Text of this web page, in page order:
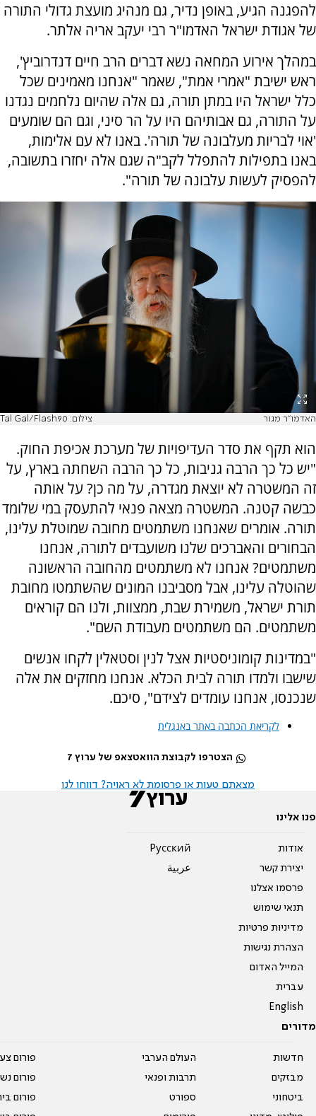
להפגנה הגיע, באופן נדיר, גם מנהיג מועצת גדולי התורה
של אגודת ישראל האדמו"ר רבי יעקב אריה אלתר.
במהלך אירוע המחאה נשא דברים הרב חיים דנדרוביץ',
ראש ישיבת "אמרי אמת", שאמר "אנחנו מאמינים שכל
כלל ישראל היו במתן תורה, גם אלה שהיום נלחמים נגדנו
על התורה, גם אבותיהם היו על הר סיני, וגם הם שומעים
'אוי לבריות מעלבונה של תורה'. באנו לא עם אלימות,
באנו בתפילות להתפלל לקב"ה שגם אלה יחזרו בתשובה,
להפסיק לעשות עלבונה של תורה".
האדמו"ר מגור צילום: Tal Gal/Flash90
הוא תקף את סדר העדיפויות של מערכת אכיפת החוק.
"יש כל כך הרבה גניבות, כל כך הרבה השחתה בארץ, על
זה המשטרה לא יוצאת מגדרה, על מה כן? על אותה
כבשה קטנה. המשטרה מצאה פנאי להתעסק במי שלומד
תורה. אומרים שאנחנו משתמטים מחובה שמוטלת עלינו,
הבחורים והאברכים שלנו משועבדים לתורה, אנחנו
משתמטים? אנחנו לא משתמטים מהחובה הראשונה
שהוטלה עלינו, אבל מסביבנו המונים שהשתמטו מחובת
תורת ישראל, משמירת שבת, ממצוות, ולנו הם קוראים
משתמטים. הם משתמטים מעבודת השם".
"במדינות קומוניסטיות אצל לנין וסטאלין לקחו אנשים
שישבו ולמדו תורה לבית הכלא. אנחנו מחזקים את אלה
שנכנסו, אנחנו עומדים לצידם", סיכם.
לקריאת הכתבה באתר באנגלית
הצטרפו לקבוצת הוואטצאפ של ערוץ 7
מצאתם טעות או פרסומת לא ראויה? דווחו לנו
פנו אלינו
אודות
יצירת קשר
פרסמו אצלנו
תנאי שימוש
מדיניות פרטיות
הצהרת נגישות
המייל האדום
עברית
English
Pусский
عربية
מדורים
חדשות
מבזקים
ביטחוני
העולם הערבי
תרבות ופנאי
ספורט
פורום
פורום
פורום